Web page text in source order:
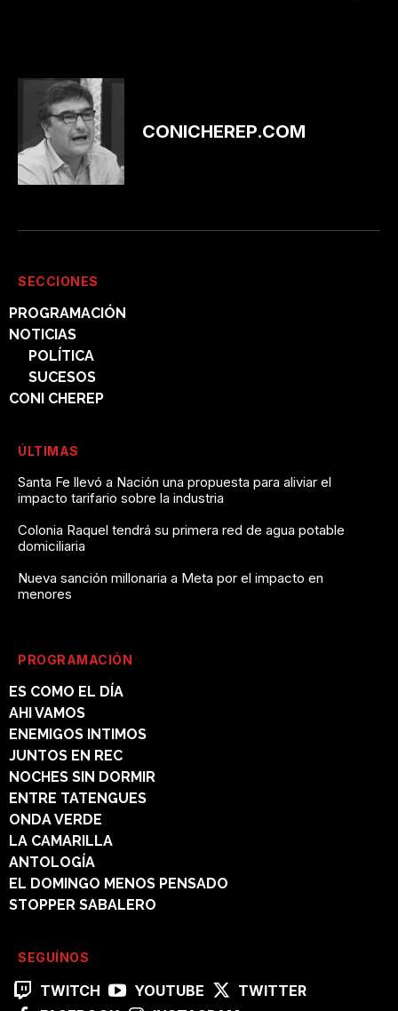
CONICHEREP.COM
SECCIONES
PROGRAMACIÓN
NOTICIAS
POLÍTICA
SUCESOS
CONI CHEREP
ÚLTIMAS
Santa Fe llevó a Nación una propuesta para aliviar el
impacto tarifario sobre la industria
Colonia Raquel tendrá su primera red de agua potable
domiciliaria
Nueva sanción millonaria a Meta por el impacto en
menores
PROGRAMACIÓN
ES COMO EL DÍA
AHI VAMOS
ENEMIGOS INTIMOS
JUNTOS EN REC
NOCHES SIN DORMIR
ENTRE TATENGUES
ONDA VERDE
LA CAMARILLA
ANTOLOGÍA
EL DOMINGO MENOS PENSADO
STOPPER SABALERO
SEGUÍNOS
TWITCH YOUTUBE
TWITTER